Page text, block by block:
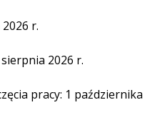
r.
2026 r.
pracy: 1 października